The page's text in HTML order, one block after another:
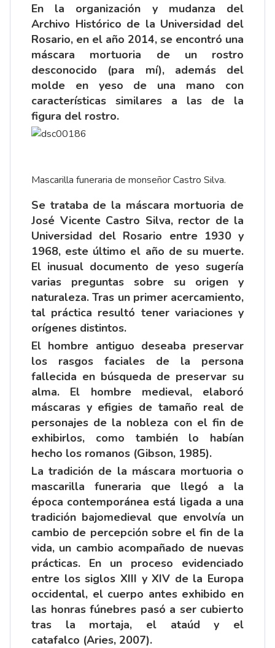
En la organización y mudanza del
Archivo Histórico de la Universidad del
Rosario, en el año 2014, se encontró una
máscara mortuoria de un rostro
desconocido (para mí), además del
molde en yeso de una mano con
características similares a las de la
figura del rostro.
Mascarilla funeraria de monseñor Castro Silva.
Se trataba de la máscara mortuoria de
José Vicente Castro Silva, rector de la
Universidad del Rosario entre 1930 y
1968, este último el año de su muerte.
El inusual documento de yeso sugería
varias preguntas sobre su origen y
naturaleza. Tras un primer acercamiento,
tal práctica resultó tener variaciones y
orígenes distintos.
El hombre antiguo deseaba preservar
los rasgos faciales de la persona
fallecida en búsqueda de preservar su
alma. El hombre medieval, elaboró
máscaras y efigies de tamaño real de
personajes de la nobleza con el fin de
exhibirlos, como también lo habían
hecho los romanos (Gibson, 1985).
La tradición de la máscara mortuoria o
mascarilla funeraria que llegó a la
época contemporánea está ligada a una
tradición bajomedieval que envolvía un
cambio de percepción sobre el fin de la
vida, un cambio acompañado de nuevas
prácticas. En un proceso evidenciado
entre los siglos XIII y XIV de la Europa
occidental, el cuerpo antes exhibido en
las honras fúnebres pasó a ser cubierto
tras la mortaja, el ataúd y el
catafalco (Aries, 2007).